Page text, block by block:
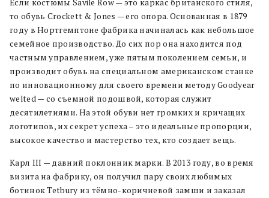
Если костюмы Savile Row — это каркас британского стиля,
то обувь Crockett & Jones — его опора. Основанная в 1879
году в Нортгемптоне фабрика начиналась как небольшое
семейное производство. До сих пор она находится под
частным управлением, уже пятым поколением семьи, и
производит обувь на специальном американском станке
по инновационному для своего времени методу Goodyear
welted — со съемной подошвой, которая служит
десятилетиями. На этой обуви нет громких и кричащих
логотипов, их секрет успеха – это идеальные пропорции,
высокое качество и мастерство тех, кто создает вещь.
Карл III — давний поклонник марки. В 2013 году, во время
визита на фабрику, он получил пару своих любимых
ботинок Tetbury из тёмно-коричневой замши и заказал